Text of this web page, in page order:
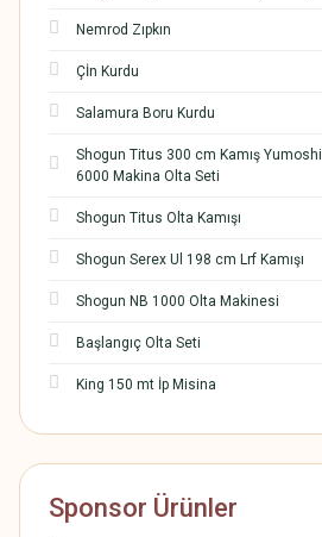
Nemrod Zıpkın
Çİn Kurdu
Salamura Boru Kurdu
Shogun Titus 300 cm Kamış Yumoshi
6000 Makina Olta Seti
Shogun Titus Olta Kamışı
Shogun Serex Ul 198 cm Lrf Kamışı
Shogun NB 1000 Olta Makinesi
Başlangıç Olta Seti
King 150 mt İp Misina
Sponsor Ürünler